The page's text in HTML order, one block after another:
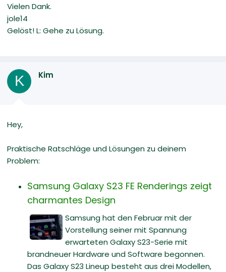
Vielen Dank.
jole14
Gelöst! L: Gehe zu Lösung.
K Kim
Hey,
Praktische Ratschläge und Lösungen zu deinem
Problem:
Samsung Galaxy S23 FE Renderings zeigt
charmantes Design
Samsung hat den Februar mit der
Vorstellung seiner mit Spannung
erwarteten Galaxy S23-Serie mit
brandneuer Hardware und Software begonnen.
Das Galaxy S23 Lineup besteht aus drei Modellen,